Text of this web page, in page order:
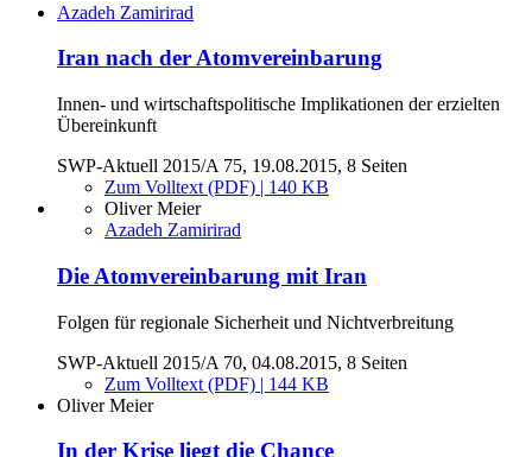
Azadeh Zamirirad
Iran nach der Atomvereinbarung
Innen- und wirtschaftspolitische Implikationen der erzielten
Übereinkunft
SWP-Aktuell 2015/A 75, 19.08.2015, 8 Seiten
Zum Volltext (PDF) | 140 KB
Oliver Meier
Azadeh Zamirirad
Die Atomvereinbarung mit Iran
Folgen für regionale Sicherheit und Nichtverbreitung
SWP-Aktuell 2015/A 70, 04.08.2015, 8 Seiten
Zum Volltext (PDF) | 144 KB
Oliver Meier
In der Krise liegt die Chance